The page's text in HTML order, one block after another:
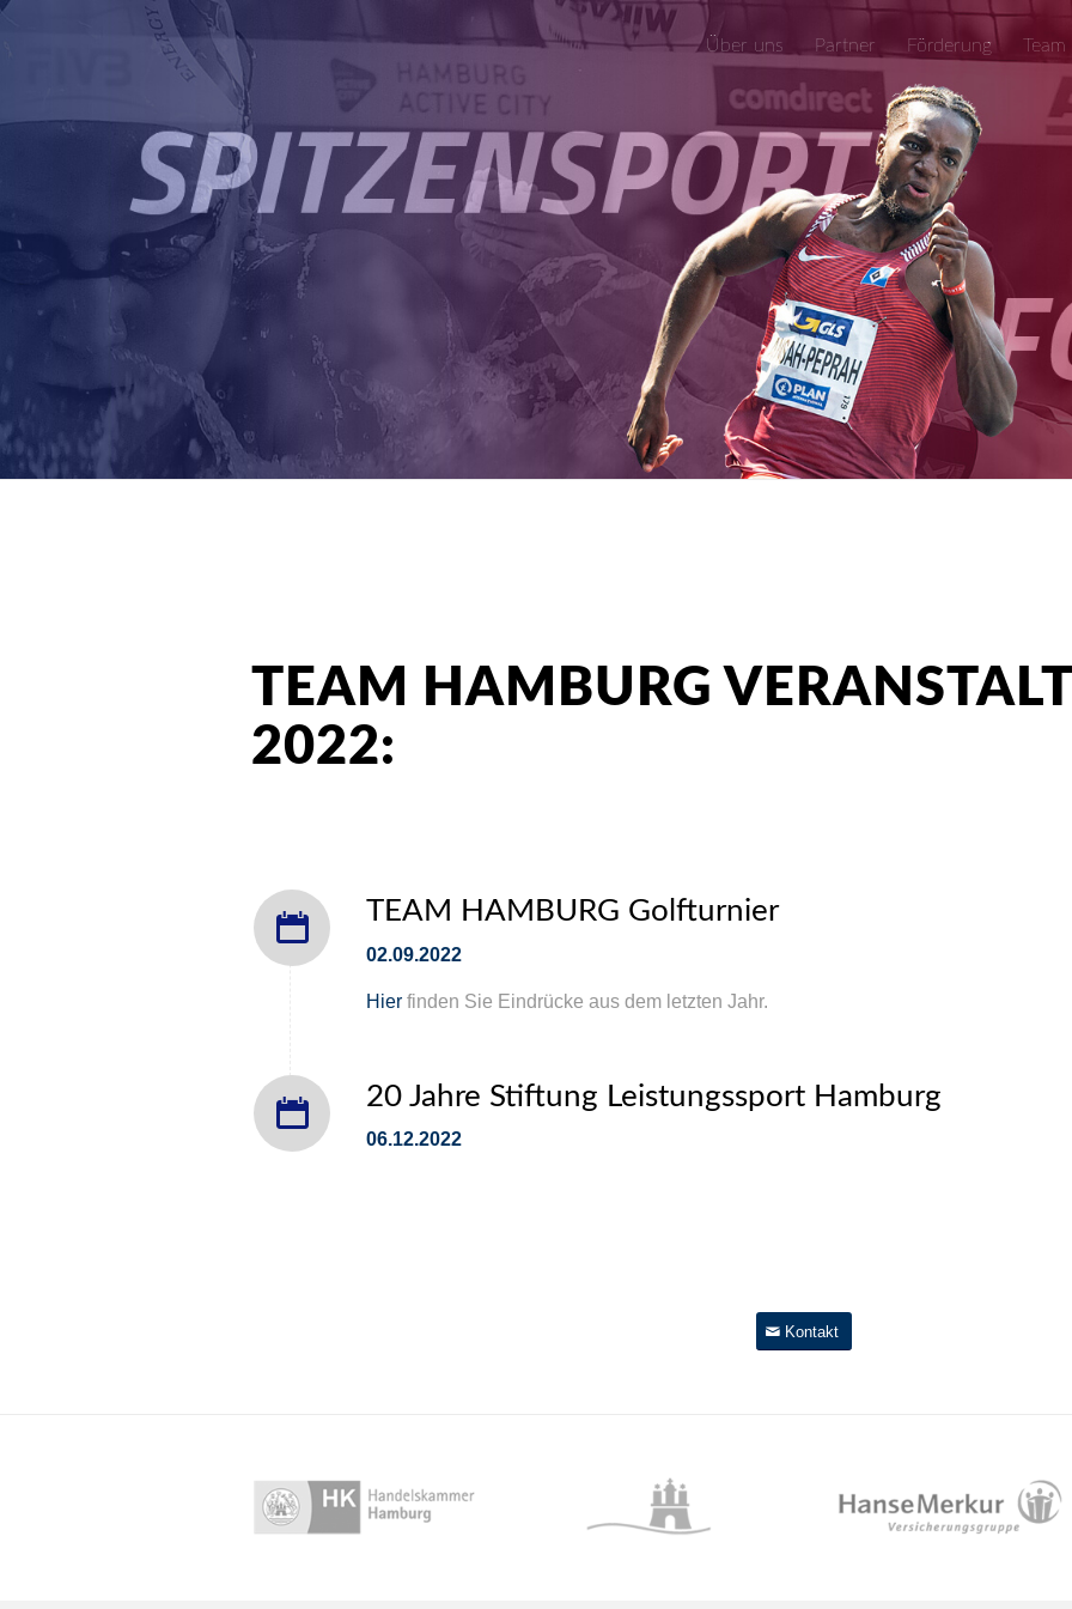
Über uns Partner Förderung
TEAM HAMBURG
2022:
TEAM HAMBURG Golfturnier
02.09.2022
Hier finden Sie Eindrücke aus dem letzten Jahr.
20 Jahre Stiftung Leistungssport Hamburg
06.12.2022
Kontakt